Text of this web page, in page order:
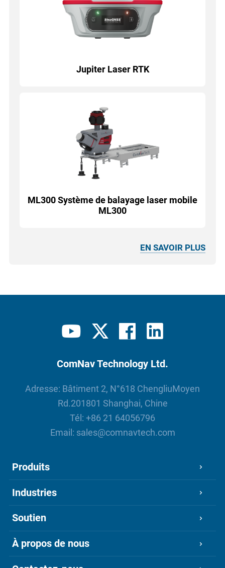
Jupiter Laser RTK
ML300 Système de balayage laser mobile
ML300
EN SAVOIR PLUS
ComNav Technology Ltd.
Adresse: Bâtiment 2, N°618 ChengliuMoyen
Rd.201801 Shanghai, Chine
Tél: +86 21 64056796
Email: sales@comnavtech.com
Produits
Industries
Soutien
À propos de nous